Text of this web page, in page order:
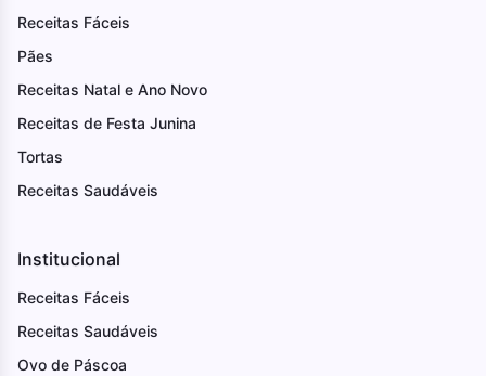
Receitas Fáceis
Pães
Receitas Natal e Ano Novo
Receitas de Festa Junina
Tortas
Receitas Saudáveis
Institucional
Receitas Fáceis
Receitas Saudáveis
Ovo de Páscoa